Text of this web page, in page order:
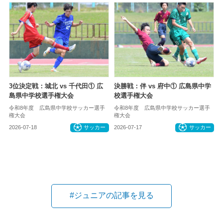
3位決定戦：城北 vs 千代田① 広
島県中学校選手権大会
令和8年度 広島県中学校サッカー選手
権大会
2026-07-18 サッカー
決勝戦：伴 vs 府中① 広島県中学
校選手権大会
令和8年度 広島県中学校サッカー選手
権大会
2026-07-17 サッカー
#ジュニアの記事を見る